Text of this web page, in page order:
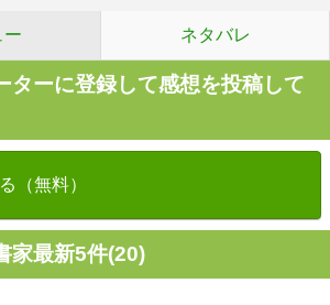
ー ネタバレ
ターに登録して感想を投稿して
（無料）
家最新5件(20)